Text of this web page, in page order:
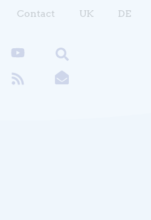
Contact UK DE